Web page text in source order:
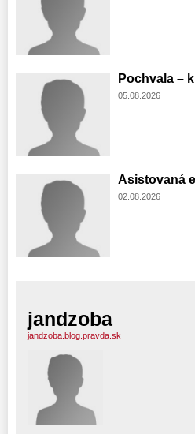
Pochvala –
05.08.2026
Asistovaná
02.08.2026
jandzoba
jandzoba.blog.pravda.sk